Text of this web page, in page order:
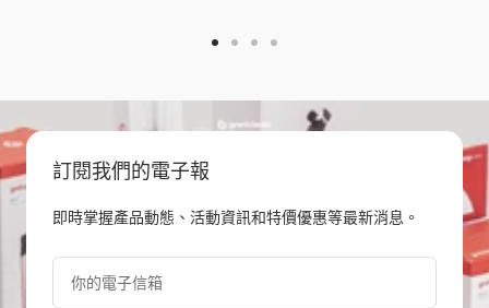
1
2
3
4
訂閱我們的電子報
即時掌握產品動態、活動資訊和特價優惠等最新消息。
你的電子信箱